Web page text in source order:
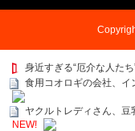
身近すぎる“厄介な人たち
食用コオロギの会社、イ
ヤクルトレディさん、豆
NEW!